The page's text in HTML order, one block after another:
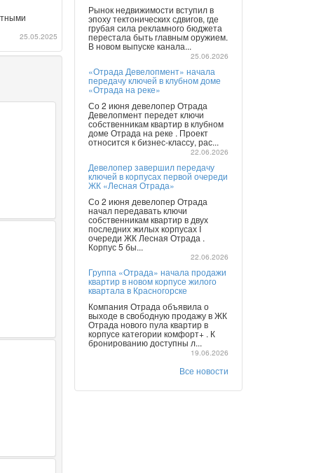
25.05.2025
Рынок недвижимости вступил в
эпоху тектонических сдвигов, где
грубая сила рекламного бюджета
перестала быть главным оружием.
В новом выпуске канала...
25.06.2026
«Отрада Девелопмент» начала
передачу ключей в клубном доме
«Отрада на реке»
Со 2 июня девелопер Отрада
Девелопмент передет ключи
собственникам квартир в клубном
доме Отрада на реке . Проект
относится к бизнес-классу, рас...
22.06.2026
Девелопер завершил передачу
ключей в корпусах первой очереди
ЖК «Лесная Отрада»
Со 2 июня девелопер Отрада
начал передавать ключи
собственникам квартир в двух
последних жилых корпусах I
очереди ЖК Лесная Отрада .
Корпус 5 бы...
22.06.2026
Группа «Отрада» начала продажи
квартир в новом корпусе жилого
квартала в Красногорске
Компания Отрада объявила о
выходе в свободную продажу в ЖК
Отрада нового пула квартир в
корпусе категории комфорт+ . К
бронированию доступны л...
19.06.2026
Все новости